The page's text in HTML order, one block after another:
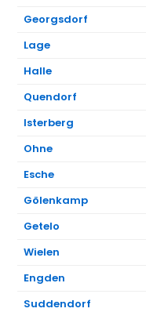
Georgsdorf
Lage
Halle
Quendorf
Isterberg
Ohne
Esche
Gölenkamp
Getelo
Wielen
Engden
Suddendorf